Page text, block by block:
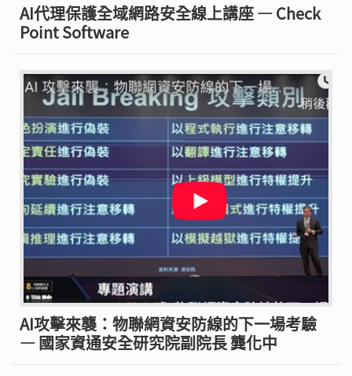
AI代理保護全域網路安全線上講座 — Check
Point Software
AI攻擊來襲：物聯網資安防線的下一場考驗
— 國家資通安全研究院副院長 龔化中